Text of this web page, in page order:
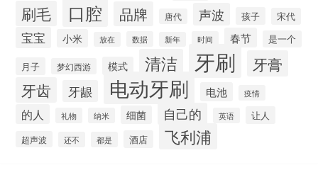
刷毛 口腔 品牌 唐代 声波 孩子 宋代
宝宝 小米 放在 数据 新年 时间 春节 是一个
月子 梦幻西游 模式 清洁 牙刷 牙膏
牙齿 牙龈 电动牙刷 电池 疫情
的人 礼物 纳米 细菌 自己的 英语 让人
超声波 还不 都是 酒店 飞利浦